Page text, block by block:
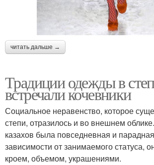
читать дальше →
Традиции одежды в
встречали кочевники
Социальное неравенство, которое
степи, отразилось и во внешнем
казахов была повседневная и
зависимости от занимаемого статуса,
кроем, объемом, украшениями.